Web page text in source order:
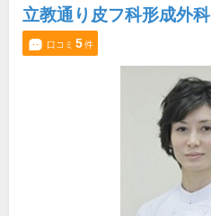
立教通り皮フ科形成外科
口コミ 5件